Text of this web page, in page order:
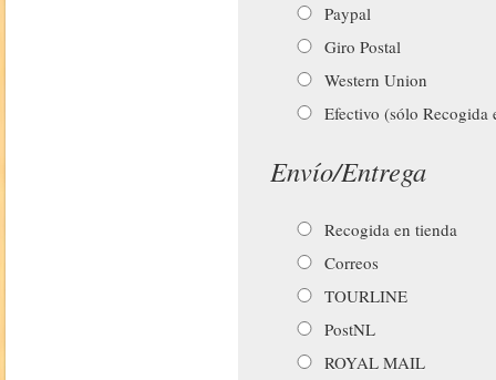
Paypal
Giro Postal
Western Union
Efectivo (sólo Recogida
Envío/Entrega
Recogida en tienda
Correos
TOURLINE
PostNL
ROYAL MAIL